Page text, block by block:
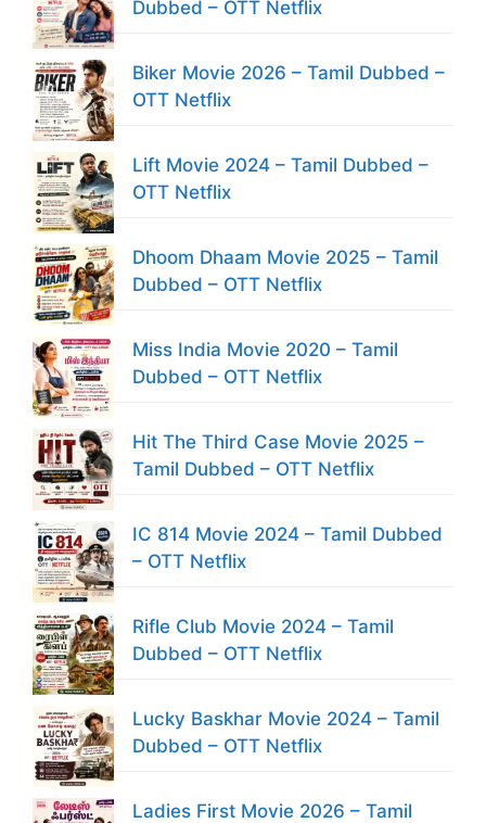
Dubbed – OTT Netflix
Biker Movie 2026 – Tamil Dubbed –
OTT Netflix
Lift Movie 2024 – Tamil Dubbed –
OTT Netflix
Dhoom Dhaam Movie 2025 – Tamil
Dubbed – OTT Netflix
Miss India Movie 2020 – Tamil
Dubbed – OTT Netflix
Hit The Third Case Movie 2025 –
Tamil Dubbed – OTT Netflix
IC 814 Movie 2024 – Tamil Dubbed
– OTT Netflix
Rifle Club Movie 2024 – Tamil
Dubbed – OTT Netflix
Lucky Baskhar Movie 2024 – Tamil
Dubbed – OTT Netflix
Ladies First Movie 2026 – Tamil